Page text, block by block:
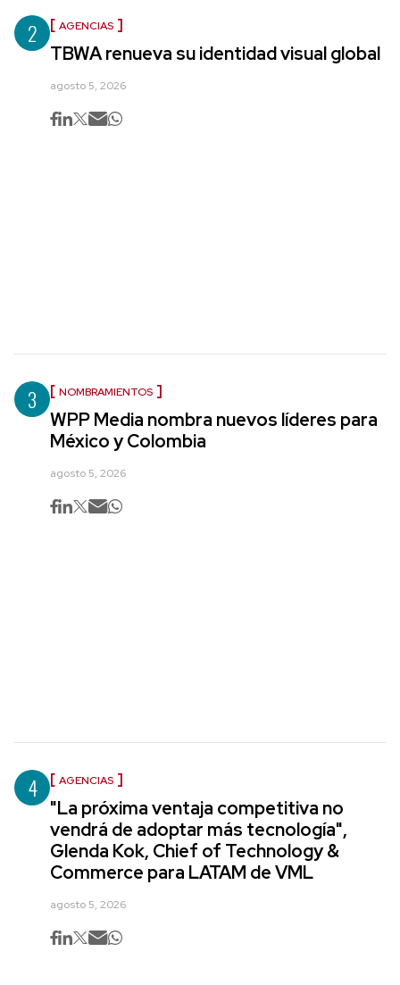
2 AGENCIAS
TBWA renueva su identidad visual global
agosto 5, 2026
3 NOMBRAMIENTOS
WPP Media nombra nuevos líderes para
México y Colombia
agosto 5, 2026
4 AGENCIAS
"La próxima ventaja competitiva no
vendrá de adoptar más tecnología",
Glenda Kok, Chief of Technology &
Commerce para LATAM de VML
agosto 5, 2026